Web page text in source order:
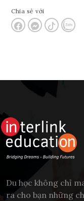
Chia sẻ với
Du học không chỉ
ra cho bạn những